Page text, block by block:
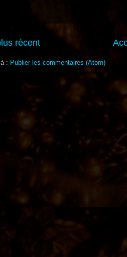
récent
: Publier les commentaires (Atom)